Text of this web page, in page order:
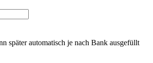
später automatisch je nach Bank ausgefüllt